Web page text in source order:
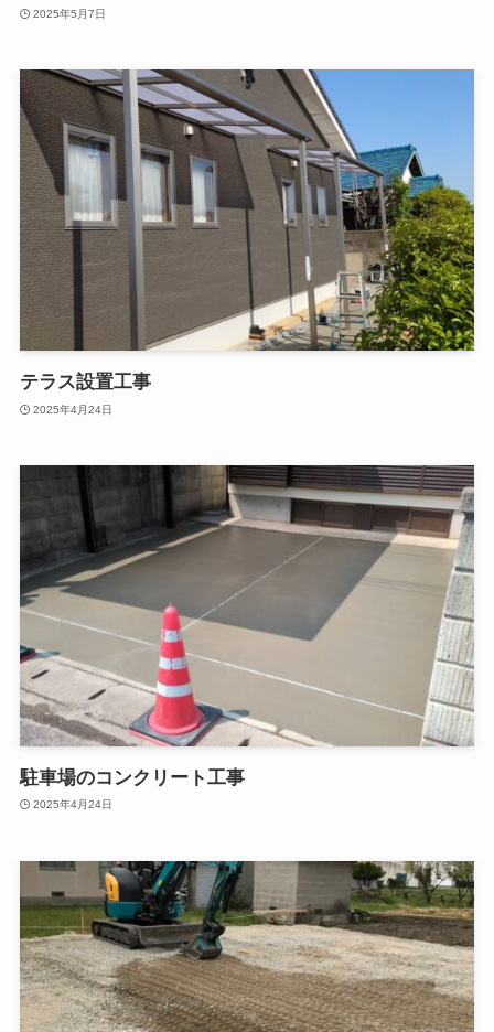
2025年5月7日
テラス設置工事
2025年4月24日
駐車場のコンクリート工事
2025年4月24日